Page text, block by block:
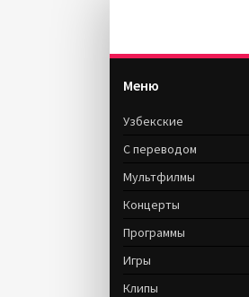
Меню
Узбекские
С переводом
Мультфилмы
Концерты
Программы
Игры
Клипы